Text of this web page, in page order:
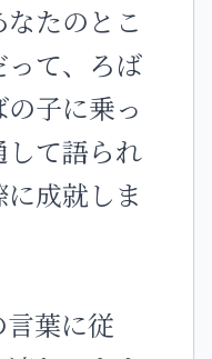
たのとこ
って、ろば
子に乗っ
て語られ
成就しま
葉に従